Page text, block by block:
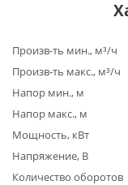
Произв-ть мин., м³/ч
Произв-ть макс., м³/ч
Напор мин., м
Напор макс., м
Мощность, кВт
Напряжение, В
Количество оборотов